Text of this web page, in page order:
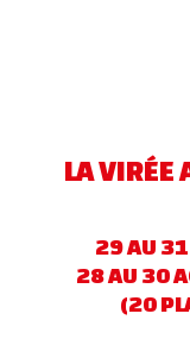
LA VIRÉE
29 AU
28 AU 30
(20